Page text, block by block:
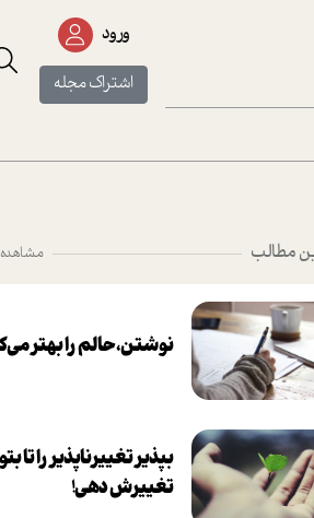
ورود
اشتراک مجله
مطالب
نوشتن، حالم را بهتر
بپذير تغييرناپذير را تا
تغييرش دهي!‏